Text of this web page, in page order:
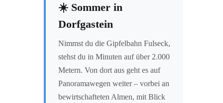
☀️ Sommer in
Dorfgastein
Nimmst du die Gipfelbahn Fulseck,
stehst du in Minuten auf über 2.000
Metern. Von dort aus geht es auf
Panoramawegen weiter – vorbei an
bewirtschafteten Almen, mit Blick